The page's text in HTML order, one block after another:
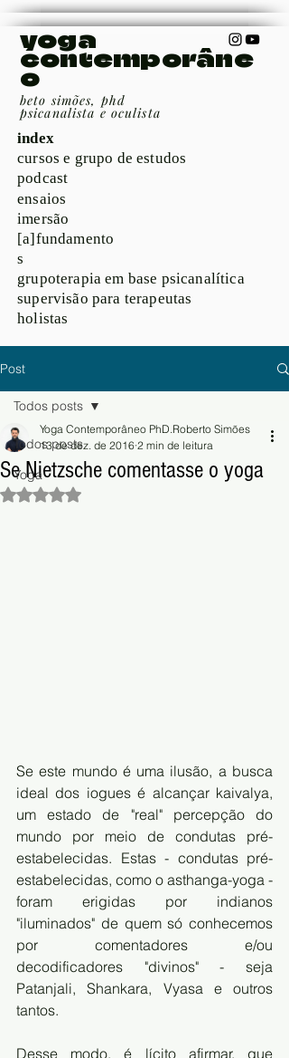
yoga
contemporâne
o
beto simões, phd
psicanalista e oculista
index
cursos e grupo de estudos
podcast
ensaios
imersão
[a]fundamento
s
grupoterapia em base psicanalítica
supervisão para terapeutas
holistas
Post
Todos posts
Yoga
Todos posts
Se Nietzsche comentasse o yoga
Yoga Contemporâneo PhD.Roberto Simões
13 de dez. de 2016 2 min de leitura
Avaliado com NaN de 5 estrelas.
Se este mundo é uma ilusão, a busca
ideal dos iogues é alcançar kaivalya,
um estado de "real" percepção do
mundo por meio de condutas pré-
estabelecidas. Estas - condutas pré-
estabelecidas, como o asthanga-yoga -
foram erigidas por indianos
"iluminados" de quem só conhecemos
por comentadores e/ou
decodificadores "divinos" - seja
Patanjali, Shankara, Vyasa e outros
tantos.
Desse modo, é lícito afirmar, que